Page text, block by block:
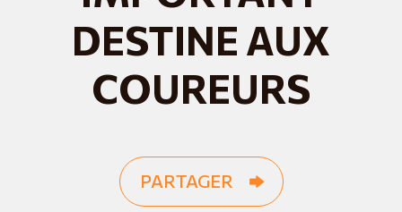
DESTINE AUX
COUREURS
PARTAGER